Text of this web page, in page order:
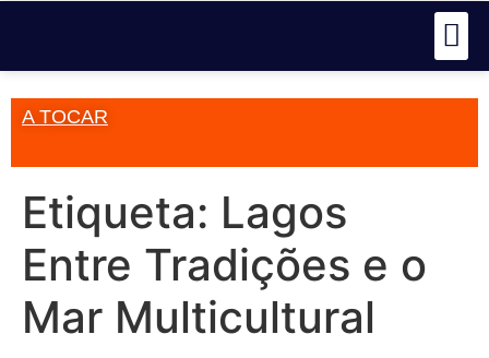
A TOCAR
Etiqueta: Lagos
Entre Tradições e o
Mar Multicultural